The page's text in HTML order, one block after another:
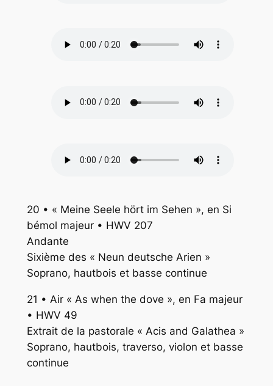
20 • « Meine Seele hört im Sehen », en Si
bémol majeur • HWV 207
Andante
Sixième des « Neun deutsche Arien »
Soprano, hautbois et basse continue
21 • Air « As when the dove », en Fa majeur
• HWV 49
Extrait de la pastorale « Acis and Galathea »
Soprano, hautbois, traverso, violon et basse
continue